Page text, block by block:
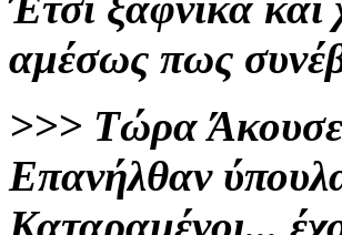
αμέσως πως
>>> Τώρα
Επανήλθαν